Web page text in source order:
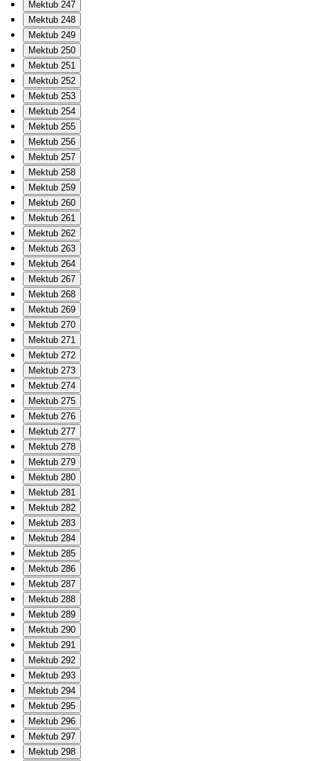
Mektub 247
Mektub 248
Mektub 249
Mektub 250
Mektub 251
Mektub 252
Mektub 253
Mektub 254
Mektub 255
Mektub 256
Mektub 257
Mektub 258
Mektub 259
Mektub 260
Mektub 261
Mektub 262
Mektub 263
Mektub 264
Mektub 267
Mektub 268
Mektub 269
Mektub 270
Mektub 271
Mektub 272
Mektub 273
Mektub 274
Mektub 275
Mektub 276
Mektub 277
Mektub 278
Mektub 279
Mektub 280
Mektub 281
Mektub 282
Mektub 283
Mektub 284
Mektub 285
Mektub 286
Mektub 287
Mektub 288
Mektub 289
Mektub 290
Mektub 291
Mektub 292
Mektub 293
Mektub 294
Mektub 295
Mektub 296
Mektub 297
Mektub 298